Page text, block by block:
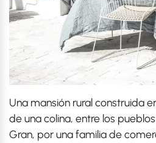
Una mansión rural construida
de una colina, entre los
Gran, por una familia de